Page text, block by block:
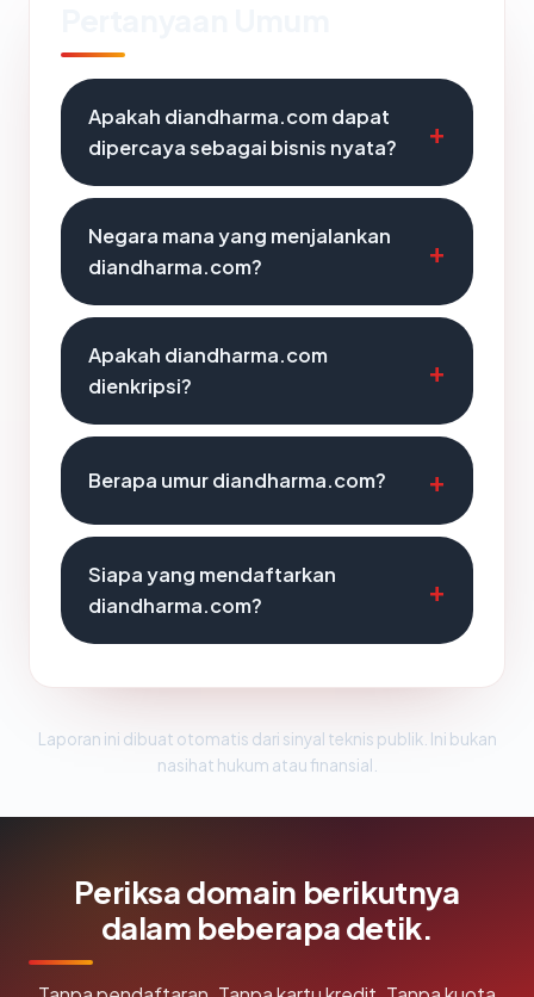
Apakah diandharma.com dapat
dipercaya sebagai bisnis nyata?
Negara mana yang menjalankan
diandharma.com?
Apakah diandharma.com
dienkripsi?
Berapa umur diandharma.com?
Siapa yang mendaftarkan
diandharma.com?
Laporan ini dibuat otomatis dari sinyal teknis publik. Ini bukan
nasihat hukum atau finansial.
Periksa domain berikutnya
dalam beberapa detik.